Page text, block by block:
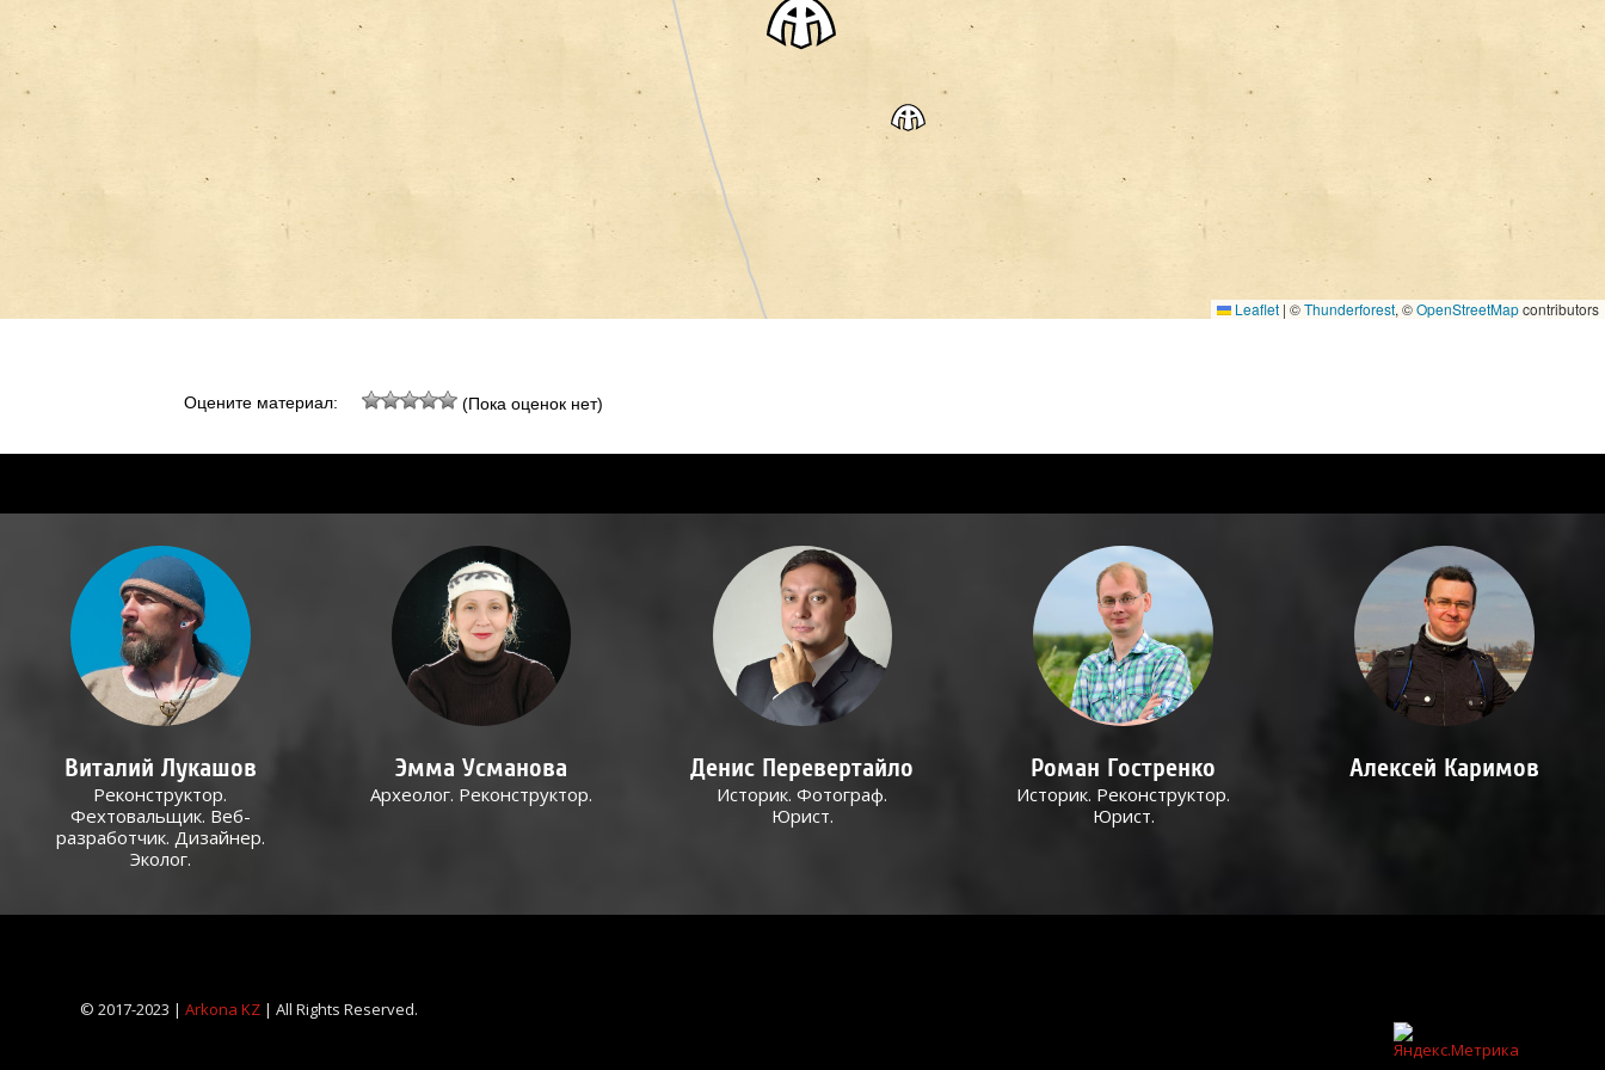
Leaflet | ©Thunderforest, ©OpenStreetMapcontributors
Оцените материал: (Пока оценок нет)
Виталий Лукашов
Реконструктор.
Фехтовальщик. Веб-
разработчик. Дизайнер.
Эколог.
Эмма Усманова
Археолог. Реконструктор.
Денис Перевертайло
Историк. Фотограф.
Юрист.
Роман Гостренко
Историк. Реконструктор.
Юрист.
Алексей Каримов
© 2017-2023 |Arkona KZ | All Rights Reserved.